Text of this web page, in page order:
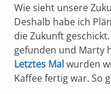
Wie sieht unsere
Deshalb habe ich
die Zukunft
gefunden und Marty
Letztes Malwurden
Kaffee fertig war. So